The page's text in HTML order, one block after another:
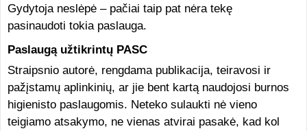
Gydytoja neslėpė – pačiai taip pat nėra tekę
pasinaudoti tokia paslauga.
Paslaugą užtikrintų PASC
Straipsnio autorė, rengdama publikacija, teiravosi ir
pažįstamų aplinkinių, ar jie bent kartą naudojosi burnos
higienisto paslaugomis. Neteko sulaukti nė vieno
teigiamo atsakymo, ne vienas atvirai pasakė, kad kol